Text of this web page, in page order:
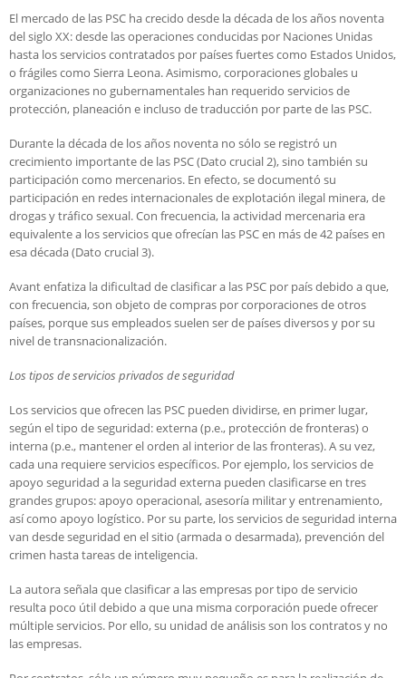
El mercado de las PSC ha crecido desde la década de los años noventa
del siglo XX: desde las operaciones conducidas por Naciones Unidas
hasta los servicios contratados por países fuertes como Estados Unidos,
o frágiles como Sierra Leona. Asimismo, corporaciones globales u
organizaciones no gubernamentales han requerido servicios de
protección, planeación e incluso de traducción por parte de las PSC.
Durante la década de los años noventa no sólo se registró un
crecimiento importante de las PSC (Dato crucial 2), sino también su
participación como mercenarios. En efecto, se documentó su
participación en redes internacionales de explotación ilegal minera, de
drogas y tráfico sexual. Con frecuencia, la actividad mercenaria era
equivalente a los servicios que ofrecían las PSC en más de 42 países en
esa década (Dato crucial 3).
Avant enfatiza la dificultad de clasificar a las PSC por país debido a que,
con frecuencia, son objeto de compras por corporaciones de otros
países, porque sus empleados suelen ser de países diversos y por su
nivel de transnacionalización.
Los tipos de servicios privados de seguridad
Los servicios que ofrecen las PSC pueden dividirse, en primer lugar,
según el tipo de seguridad: externa (p.e., protección de fronteras) o
interna (p.e., mantener el orden al interior de las fronteras). A su vez,
cada una requiere servicios específicos. Por ejemplo, los servicios de
apoyo seguridad a la seguridad externa pueden clasificarse en tres
grandes grupos: apoyo operacional, asesoría militar y entrenamiento,
así como apoyo logístico. Por su parte, los servicios de seguridad interna
van desde seguridad en el sitio (armada o desarmada), prevención del
crimen hasta tareas de inteligencia.
La autora señala que clasificar a las empresas por tipo de servicio
resulta poco útil debido a que una misma corporación puede ofrecer
múltiple servicios. Por ello, su unidad de análisis son los contratos y no
las empresas.